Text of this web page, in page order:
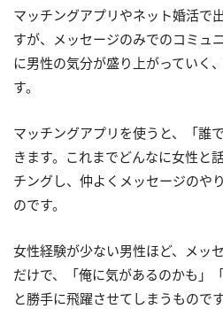
マッチングアプリやネット婚活で
すが、メッセージのみでのコミュ
に男性の気分が盛り上がっていく
す。
マッチングアプリを使うと、「誰
きます。これまでどんなに女性と
チングし、仲よくメッセージのや
のです。
女性経験が少ない男性ほど、メッ
だけで、「俺に気があるのかも」
と勝手に飛躍させてしまうもので